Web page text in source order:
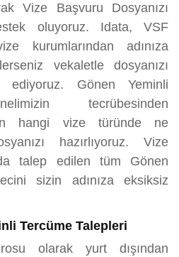
Vize Başvuru Dosyanızı
oluyoruz. Idata, VSF
kurumlarından adınıza
vekaletle dosyanızı
ediyoruz. Gönen Yeminli
tecrübesinden
hangi vize türünde ne
hazırlıyoruz. Vize
talep edilen tüm Gönen
sizin adınıza eksiksiz
Tercüme Talepleri
olarak yurt dışından